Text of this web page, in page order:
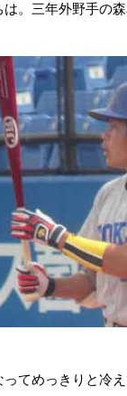
は。三年外野手の
ってめっきりと冷